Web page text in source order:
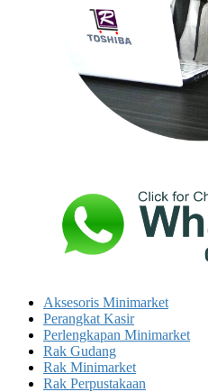
Aksesoris Minimarket
Perangkat Kasir
Perlengkapan Minimarket
Rak Gudang
Rak Minimarket
Rak Perpustakaan